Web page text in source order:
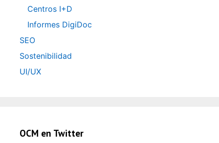
Centros I+D
Informes DigiDoc
SEO
Sostenibilidad
UI/UX
OCM en Twitter